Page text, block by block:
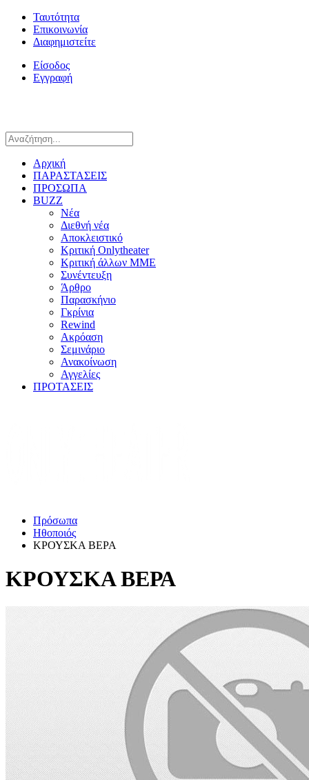
Ταυτότητα
Επικοινωνία
Διαφημιστείτε
Είσοδος
Εγγραφή
Αρχική
ΠΑΡΑΣΤΑΣΕΙΣ
ΠΡΟΣΩΠΑ
BUZZ
Νέα
Διεθνή νέα
Αποκλειστικό
Κριτική Onlytheater
Κριτική άλλων ΜΜΕ
Συνέντευξη
Άρθρο
Παρασκήνιο
Γκρίνια
Rewind
Ακρόαση
Σεμινάριο
Ανακοίνωση
Αγγελίες
ΠΡΟΤΑΣΕΙΣ
Πρόσωπα
Ηθοποιός
ΚΡΟΥΣΚΑ ΒΕΡΑ
ΚΡΟΥΣΚΑ ΒΕΡΑ